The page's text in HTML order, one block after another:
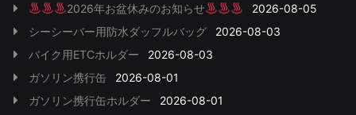
2026年お盆休みのお知らせ
2026-08-05
シーシーバー用防水ダッフルバッグ
2026-08-03
バイク用ETCホルダー
2026-08-03
ガソリン携行缶
2026-08-01
ガソリン携行缶ホルダー
2026-08-01